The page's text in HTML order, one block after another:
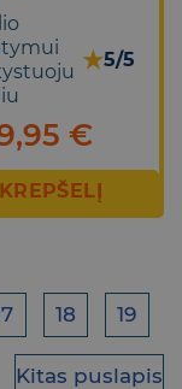
★5/5
€
18 19
Kitas puslapis